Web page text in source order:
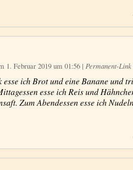
1. Februar 2019 um 01:56 | Permanent-Link
esse ich Brot und eine Banane und
esse ich Reis und
Zum Abendessen esse ich